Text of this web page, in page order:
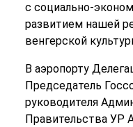
с социально-
развитием нашей
венгерской
В аэропорту
Председатель
руководителя
Правительства УР